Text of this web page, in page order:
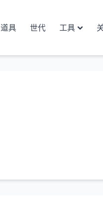
道具 世代 工具